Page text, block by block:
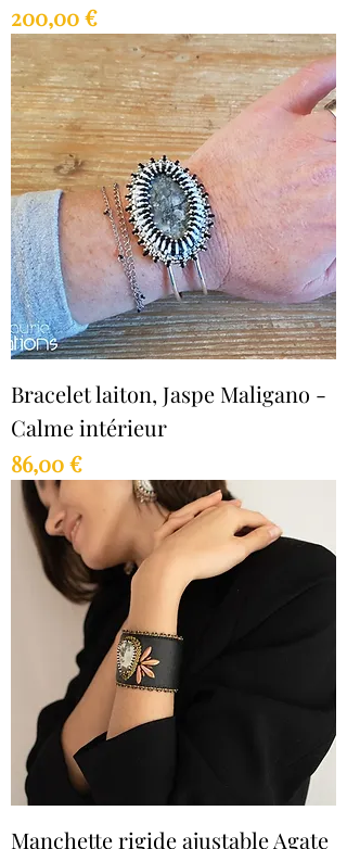
Prix
200,00 €
Bracelet laiton, Jaspe Maligano -
Calme intérieur
Prix
86,00 €
Manchette rigide ajustable Agate